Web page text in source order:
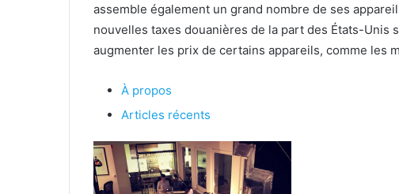
assemble également un grand nombre de ses
nouvelles taxes douanières de la part des États-
augmenter les prix de certains appareils, comme les
À propos
Articles récents